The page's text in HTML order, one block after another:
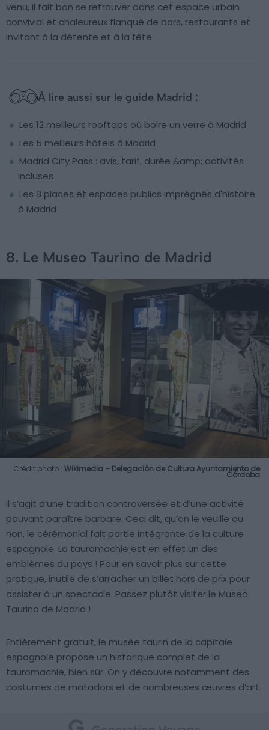
venu, il fait bon se retrouver dans cet espace urbain
convivial et chaleureux flanqué de bars, restaurants et
invitant à la détente et à la fête.
À lire aussi sur le guide Madrid :
Les 12 meilleurs rooftops où boire un verre à Madrid
Les 5 meilleurs hôtels à Madrid
Madrid City Pass : avis, tarif, durée &amp; activités
incluses
Les 8 places et espaces publics imprégnés d'histoire
à Madrid
8. Le Museo Taurino de Madrid
Crédit photo : Wikimedia – Delegación de Cultura Ayuntamiento de
Córdoba
Il s’agit d’une tradition controversée et d’une activité
pouvant paraître barbare. Ceci dit, qu’on le veuille ou
non, le cérémonial fait partie intégrante de la culture
espagnole. La tauromachie est en effet un des
emblèmes du pays ! Pour en savoir plus sur cette
pratique, inutile de s’arracher un billet hors de prix pour
assister à un spectacle. Passez plutôt visiter le Museo
Taurino de Madrid !
Entièrement gratuit, le musée taurin de la capitale
espagnole propose un historique complet de la
tauromachie, bien sûr. On y découvre notamment des
costumes de matadors et de nombreuses œuvres d’art.